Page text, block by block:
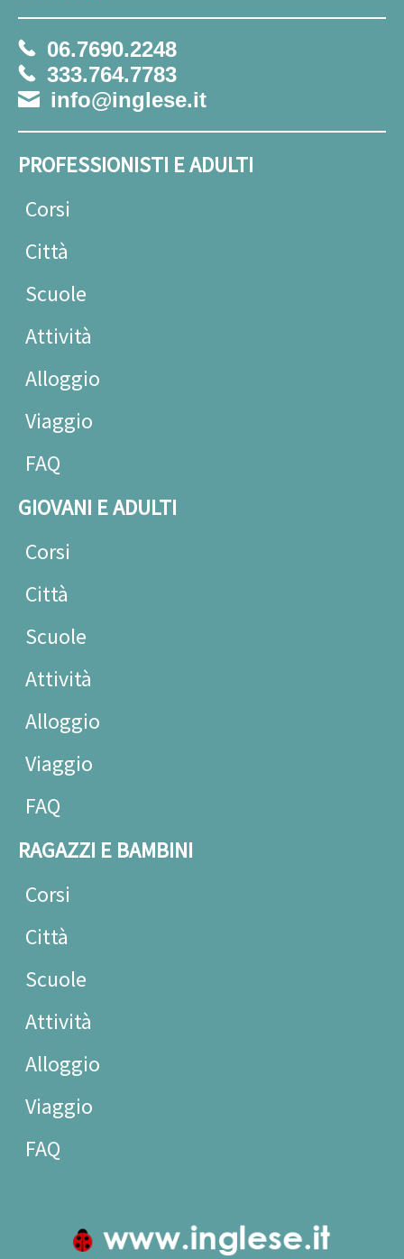
06.7690.2248
333.764.7783
info@inglese.it
PROFESSIONISTI E ADULTI
Corsi
Città
Scuole
Attività
Alloggio
Viaggio
FAQ
GIOVANI E ADULTI
Corsi
Città
Scuole
Attività
Alloggio
Viaggio
FAQ
RAGAZZI E BAMBINI
Corsi
Città
Scuole
Attività
Alloggio
Viaggio
FAQ